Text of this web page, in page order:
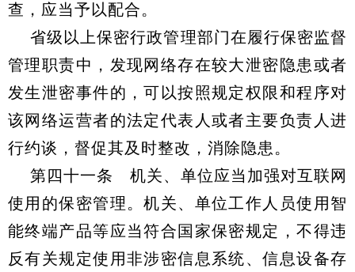
查，应当予以配合。
省级以上保密行政管理部门在履行保密监督
管理职责中，发现网络存在较大泄密隐患或者
发生泄密事件的，可以按照规定权限和程序对
该网络运营者的法定代表人或者主要负责人进
行约谈，督促其及时整改，消除隐患。
第四十一条 机关、单位应当加强对互联网
使用的保密管理。机关、单位工作人员使用智
能终端产品等应当符合国家保密规定，不得违
反有关规定使用非涉密信息系统、信息设备存